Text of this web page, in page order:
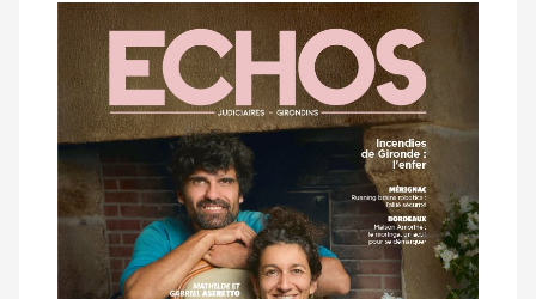
Notre
dernier
magazine